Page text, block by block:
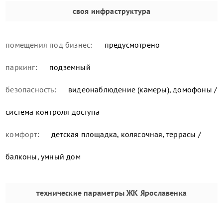
своя инфраструктура
помещения под бизнес: предусмотрено
паркинг: подземный
безопасность: видеонаблюдение (камеры), домофоны /
система контроля доступа
комфорт: детская площадка, колясочная, террасы /
балконы, умный дом
технические параметры ЖК Ярославенка